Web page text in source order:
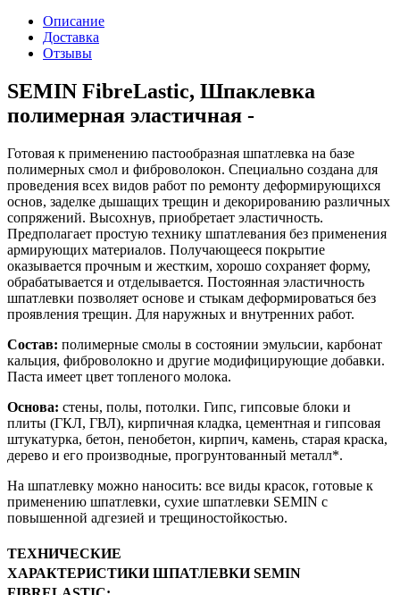
Описание
Доставка
Отзывы
SEMIN FibreLastic, Шпаклевка
полимерная эластичная -
Готовая к применению пастообразная шпатлевка на базе
полимерных смол и фиброволокон. Специально создана для
проведения всех видов работ по ремонту деформирующихся
основ, заделке дышащих трещин и декорированию различных
сопряжений. Высохнув, приобретает эластичность.
Предполагает простую технику шпатлевания без применения
армирующих материалов. Получающееся покрытие
оказывается прочным и жестким, хорошо сохраняет форму,
обрабатывается и отделывается. Постоянная эластичность
шпатлевки позволяет основе и стыкам деформироваться без
проявления трещин. Для наружных и внутренних работ.
Состав: полимерные смолы в состоянии эмульсии, карбонат
кальция, фиброволокно и другие модифицирующие добавки.
Паста имеет цвет топленого молока.
Основа: стены, полы, потолки. Гипс, гипсовые блоки и
плиты (ГКЛ, ГВЛ), кирпичная кладка, цементная и гипсовая
штукатурка, бетон, пенобетон, кирпич, камень, старая краска,
дерево и его производные, прогрунтованный металл*.
На шпатлевку можно наносить: все виды красок, готовые к
применению шпатлевки, сухие шпатлевки SEMIN с
повышенной адгезией и трещиностойкостью.
ТЕХНИЧЕСКИЕ
ХАРАКТЕРИСТИКИ ШПАТЛЕВКИ SEMIN